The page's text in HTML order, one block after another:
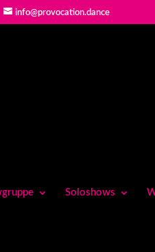
info@provocation.dance
Soloshows